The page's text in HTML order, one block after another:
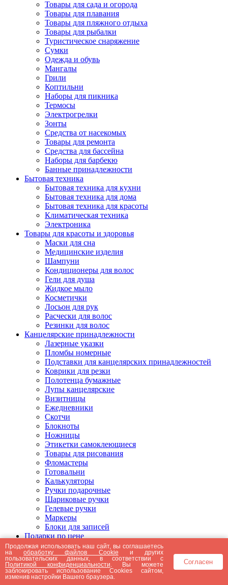
Товары для сада и огорода
Товары для плавания
Товары для пляжного отдыха
Товары для рыбалки
Туристическое снаряжение
Сумки
Одежда и обувь
Мангалы
Грили
Коптильни
Наборы для пикника
Термосы
Электрогрелки
Зонты
Средства от насекомых
Товары для ремонта
Средства для бассейна
Наборы для барбекю
Банные принадлежности
Бытовая техника
Бытовая техника для кухни
Бытовая техника для дома
Бытовая техника для красоты
Климатическая техника
Электроника
Товары для красоты и здоровья
Маски для сна
Медицинские изделия
Шампуни
Кондиционеры для волос
Гели для душа
Жидкое мыло
Косметички
Лосьон для рук
Расчески для волос
Резинки для волос
Канцелярские принадлежности
Лазерные указки
Пломбы номерные
Подставки для канцелярских принадлежностей
Коврики для резки
Полотенца бумажные
Лупы канцелярские
Визитницы
Ежедневники
Скотчи
Блокноты
Ножницы
Этикетки самоклеющиеся
Товары для рисования
Фломастеры
Готовальни
Калькуляторы
Ручки подарочные
Шариковые ручки
Гелевые ручки
Маркеры
Блоки для записей
Подарки по цене
Подарки от 5000 рублей
Подарки до 5000 рублей
Подарки до 3000 рублей
Подарки до 2000 рублей
Подарки до 1000 рублей
Продолжая использовать наш сайт, вы соглашаетесь
наобработку файлов Cookie и других
пользовательских данных, в соответствии с
Политикой конфиденциальности . Вы можете
заблокировать использование Cookies сайтом,
изменив настройки Вашего браузера.
Согласен